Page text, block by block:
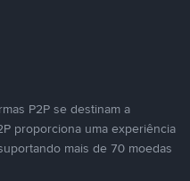
P2P se destinam a
proporciona uma experiência
mais de 70 moedas